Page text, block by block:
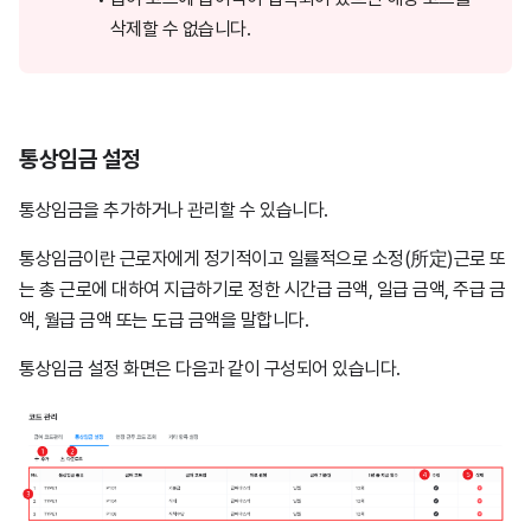
삭제할 수 없습니다.
통상임금 설정
통상임금을 추가하거나 관리할 수 있습니다.
통상임금이란 근로자에게 정기적이고 일률적으로 소정(所定)근로 또
는 총 근로에 대하여 지급하기로 정한 시간급 금액, 일급 금액, 주급 금
액, 월급 금액 또는 도급 금액을 말합니다.
통상임금 설정 화면은 다음과 같이 구성되어 있습니다.